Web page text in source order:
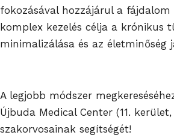
fokozásával hozzájárul a fájdalom
komplex kezelés célja a krónikus
minimalizálása és az életminőség
A legjobb módszer
Újbuda Medical Center (11.
szakorvosainak segítségét!